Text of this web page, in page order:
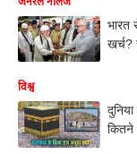
भारत
खर्च?
विश्व
कितने